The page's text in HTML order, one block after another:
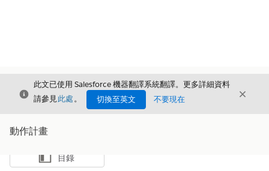
結束
此文已使用 Salesforce 機器翻譯系統翻譯。更多詳細資料
請參見此處。 切換至英文 不要現在 結束
動作計畫
顯示目錄
目錄